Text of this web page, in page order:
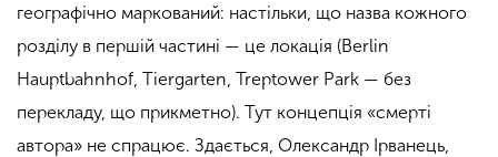
географічно маркований: настільки, що назва кожного
розділу в першій частині — це локація (Berlin
Hauptbahnhof, Tiergarten, Treptower Park — без
перекладу, що прикметно). Тут концепція «смерті
автора» не спрацює. Здається, Олександр Ірванець,